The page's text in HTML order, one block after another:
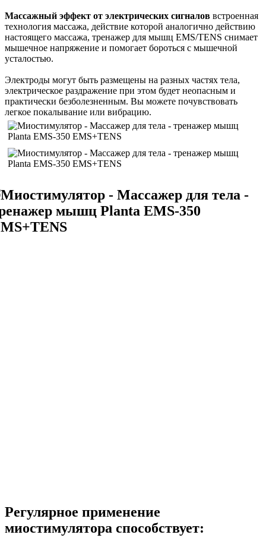
Массажный эффект от электрических сигналов встроенная
технология массажа, действие которой аналогично действию
настоящего массажа, тренажер для мышц EMS/TENS снимает
мышечное напряжение и помогает бороться с мышечной
усталостью.
Электроды могут быть размещены на разных частях тела,
электрическое раздражение при этом будет неопасным и
практически безболезненным. Вы можете почувствовать
легкое покалывание или вибрацию.
Регулярное применение
миостимулятора способствует: